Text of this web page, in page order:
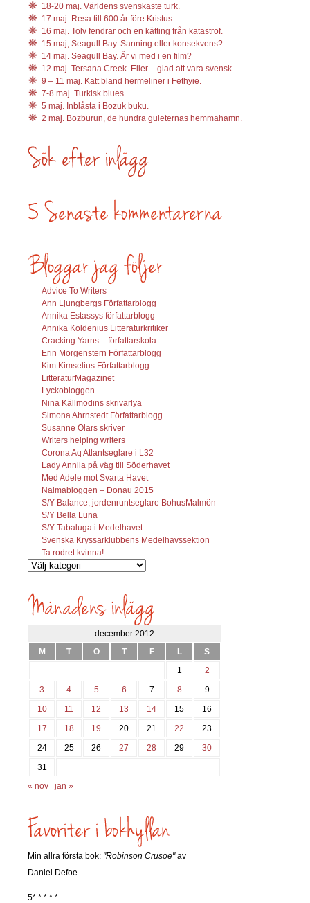
18-20 maj. Världens svenskaste turk.
17 maj. Resa till 600 år före Kristus.
16 maj. Tolv fendrar och en kätting från katastrof.
15 maj, Seagull Bay. Sanning eller konsekvens?
14 maj. Seagull Bay. Är vi med i en film?
12 maj. Tersana Creek. Eller – glad att vara svensk.
9 – 11 maj. Katt bland hermeliner i Fethyie.
7-8 maj. Turkisk blues.
5 maj. Inblåsta i Bozuk buku.
2 maj. Bozburun, de hundra guleternas hemmahamn.
Advice To Writers
Ann Ljungbergs Författarblogg
Annika Estassys författarblogg
Annika Koldenius Litteraturkritiker
Cracking Yarns – författarskola
Erin Morgenstern Författarblogg
Kim Kimselius Författarblogg
LitteraturMagazinet
Lyckobloggen
Nina Källmodins skrivarlya
Simona Ahrnstedt Författarblogg
Susanne Olars skriver
Writers helping writers
Corona Aq Atlantseglare i L32
Lady Annila på väg till Söderhavet
Med Adele mot Svarta Havet
Naimabloggen – Donau 2015
S/Y Balance, jordenruntseglare BohusMalmön
S/Y Bella Luna
S/Y Tabaluga i Medelhavet
Svenska Kryssarklubbens Medelhavssektion
Ta rodret kvinna!
Vilka
söks?
december 2012
M
T O T F L
S
1
2
3
4 5 6 7 8
9
10
11 12 13 14 15
16
17
18 19 20 21 22
23
24
25 26 27 28 29
30
31
« nov
jan »
Min allra första bok: "Robinson Crusoe"av
Daniel Defoe.
5* * * * *